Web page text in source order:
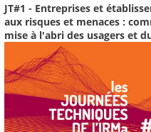
JT#1 - Entreprises et
aux risques et menaces :
mise à l'abri des usagers et